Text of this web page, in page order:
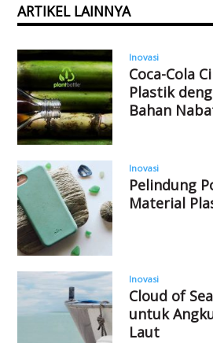
ARTIKEL LAINNYA
Inovasi
Coca-Cola
Plastik
Bahan
Inovasi
Pelindung
Material
Inovasi
Cloud of
untuk
Laut